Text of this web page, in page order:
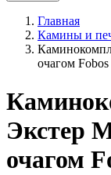
Главная
Камины и
очагом
Экстер
очагом